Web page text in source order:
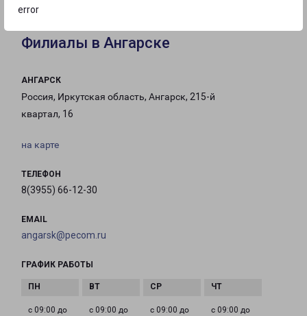
error
Филиалы в Ангарске
АНГАРСК
Россия, Иркутская область, Ангарск, 215-й
квартал, 16
на карте
ТЕЛЕФОН
8(3955) 66-12-30
EMAIL
angarsk@pecom.ru
ГРАФИК РАБОТЫ
с 09:00 до
с 09:00 до
с 09:00 до
с 09:00 до